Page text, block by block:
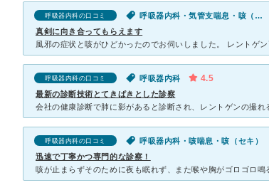
呼吸器内科の口コミ 呼吸器内科・気管支喘息・咳（セキ）・痰
真剣に向き合ってもらえます
呼吸器内科の口コミ 呼吸器内科 4.5
最新の診断技術とてきぱきとした診察
呼吸器内科の口コミ 呼吸器内科・咳喘息・咳（セキ）
迅速で丁寧かつ専門的な診察！